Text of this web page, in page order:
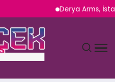
Derya Arms,